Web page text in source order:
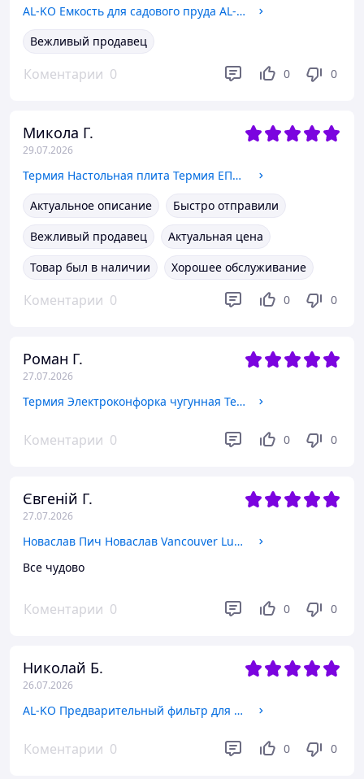
AL-KO Емкость для садового пруда AL-KO T 250, 235 л (110066) 110066
Вежливый продавец
Коментарии 0 0 0
Микола Г.
29.07.2026
Термия Настольная плита Термия ЕПЧ 2-2,2/230М2 нерж (131215022) 131215022
Актуальное описание
Быстро отправили
Вежливый продавец
Актуальная цена
Товар был в наличии
Хорошее обслуживание
Коментарии 0 0 0
Роман Г.
27.07.2026
Термия Электроконфорка чугунная Термия ЕПЧ1-1,0/220 тен (145 Standart)
Коментарии 0 0 0
Євгеній Г.
27.07.2026
Новаслав Пич Новаслав Vancouver Lux тип 01 ЧК
Все чудово
Коментарии 0 0 0
Николай Б.
26.07.2026
AL-KO Предварительный фильтр для садовых насосов AL-KO 100/1" (113720) 113720
Коментарии 0 0 0